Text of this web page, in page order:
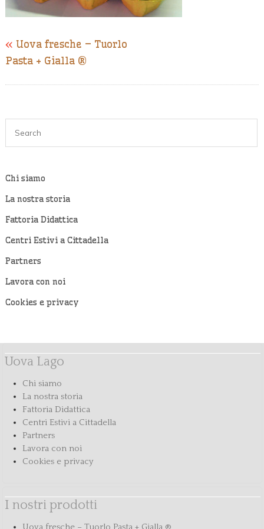
« Uova fresche – Tuorlo
Pasta + Gialla ®
Chi siamo
La nostra storia
Fattoria Didattica
Centri Estivi a Cittadella
Partners
Lavora con noi
Cookies e privacy
Uova Lago
Chi siamo
La nostra storia
Fattoria Didattica
Centri Estivi a Cittadella
Partners
Lavora con noi
Cookies e privacy
I nostri prodotti